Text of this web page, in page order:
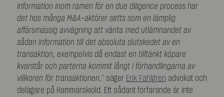
information inom ramen för en due diligence process har
det hos många M&A-aktörer setts som en lämplig
affärsmässig avvägning att vänta med utlämnandet av
sådan information till det absoluta slutskedet av en
transaktion, exempelvis då endast en tilltänkt köpare
kvarstår och parterna kommit långt i förhandlingarna av
villkoren för transaktionen.” säger Erik Fahlgren advokat och
delägare på Hammarskiöld. Ett sådant förfarande är inte